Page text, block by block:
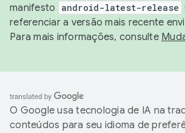
manifesto
android-latest-release
referenciar a versão mais recente
Para mais informações, consulte
O Google usa tecnologia de IA na
conteúdos para seu idioma de